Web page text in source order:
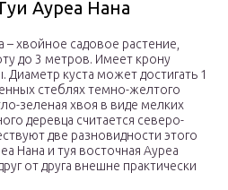
Ауреа Нана
– хвойное садовое растение,
до 3 метров. Имеет крону
куста может достигать 1
стеблях темно-желтого
зеленая хвоя в виде мелких
деревца считается северо-
две разновидности этого
Нана и туя восточная Ауреа
от друга внешне практически